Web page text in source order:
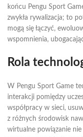
końcu Pengu Sport
zwykła rywalizacja; to
mogą się łączyć,
wspomnienia,
Rola
W Pengu Sport Game
interakcji pomiędzy
współpracy w sieci,
z różnych środowisk
wirtualne powiązanie